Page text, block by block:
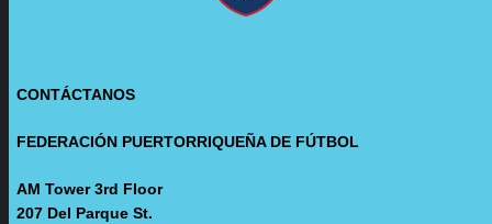
CONTÁCTANOS
FEDERACIÓN PUERTORRIQUEÑA DE FÚTBOL
AM Tower 3rd Floor
207 Del Parque St.